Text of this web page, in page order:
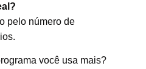
pelo número de
você usa mais?